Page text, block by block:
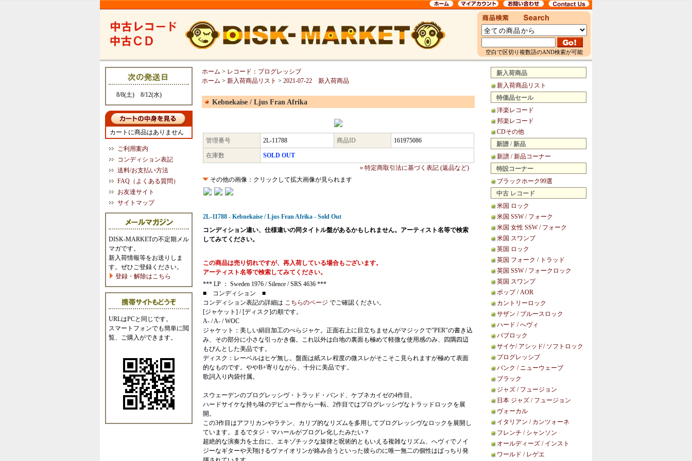
空白で区切り複数語のAND検索が可能
8/8(土) 8/12(水)
カートに商品はありません
ご利用案内
コンディション表記
送料/お支払い方法
FAQ（よくある質問）
お友達サイト
サイトマップ
DISK-MARKETの不定期メル
マガです。
新入荷情報等をお送りしま
す。ぜひご登録ください。
登録・解除はこちら
URLはPCと同じです。
スマートフォンでも簡単に閲
覧、ご購入ができます。
新入荷商品
新入荷商品リスト
特価品セール
洋楽レコード
邦楽レコード
CDその他
新譜 / 新品
新譜 / 新品コーナー
特設コーナー
ブラックホーク99選
中古 レコード
米国 ロック
米国 SSW / フォーク
米国 女性 SSW / フォーク
米国 スワンプ
英国 ロック
英国 フォーク / トラッド
英国 SSW / フォークロック
英国 スワンプ
ポップ / AOR
カントリーロック
サザン / ブルースロック
ハード / へヴィ
パブロック
サイケ/ アシッド/ ソフトロック
プログレッシブ
パンク / ニューウェーブ
ブラック
ジャズ / フュージョン
日本 ジャズ / フュージョン
ヴォーカル
イタリアン / カンツォーネ
フレンチ / シャンソン
オールディーズ / インスト
ワールド / レゲエ
ホーム > レコード：プログレッシブ
ホーム > 新入荷商品リスト > 2021-07-22 新入荷商品
Kebnekaise / Ljus Fran Afrika
管理番号 2L-11788 商品ID 161975086
在庫数
SOLD OUT
» 特定商取引法に基づく表記 (返品など)
その他の画像：クリックして拡大画像が見られます
2L-11788 - Kebnekaise / Ljus Fran Afrika - Sold Out
コンディション違い、仕様違いの同タイトル盤があるかもしれません。アーティスト名等で検索
してみてください。
この商品は売り切れですが、再入荷している場合もございます。
アーティスト名等で検索してみてください。
*** LP ： Sweden 1976 / Silence / SRS 4636 ***
■ コンディション ■
コンディション表記の詳細は こちらのページ でご確認ください。
[ジャケット] / [ディスク]の順です。
A- / A- / WOC
ジャケット：美しい絹目加工のぺらジャケ。正面右上に目立ちませんがマジックで"PER"の書き込
み、その部分に小さな引っかき傷。これ以外は白地の裏面も極めて軽微な使用感のみ、四隅四辺
もぴんとした美品です。
ディスク：レーベルはヒゲ無し。盤面は紙スレ程度の微スレがそこそこ見られますが極めて表面
的なものです。ややB+寄りながら、十分に美品です。
歌詞入り内袋付属。
スウェーデンのプログレッシヴ・トラッド・バンド、ケブネカイゼの4作目。
ハードサイケな持ち味のデビュー作から一転、2作目ではプログレッシヴなトラッドロックを展
開。
この3作目はアフリカンやラテン、カリブ的なリズムを多用してプログレッシヴなロックを展開し
ています。まるでタジ・マハールがプログレ化したみたい？
超絶的な演奏力を土台に、エキゾチックな旋律と呪術的ともいえる複雑なリズム、へヴィでノイ
ジーなギターや天翔けるヴァイオリンが絡み合うといった彼らのに唯一無二の個性はばっちり発